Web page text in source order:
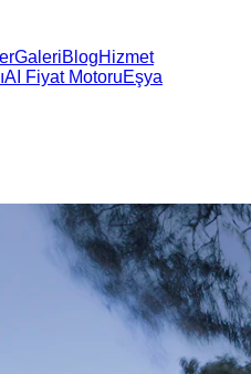
GaleriBlogHizmet
AI Fiyat MotoruEşya